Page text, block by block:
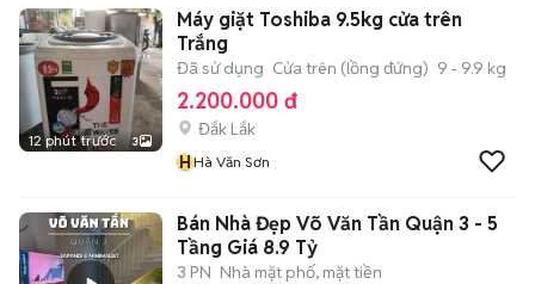
12 phút trước 3
Máy giặt Toshiba 9.5kg cửa trên
Trắng
Đã sử dụng Cửa trên (lồng đứng) 9 - 9.9 kg
2.200.000 đ
Đắk Lắk
HHà Văn Sơn
Bán Nhà Đẹp Võ Văn Tần Quận 3 - 5
Tầng Giá 8.9 Tỷ
3 PN Nhà mặt phố, mặt tiền